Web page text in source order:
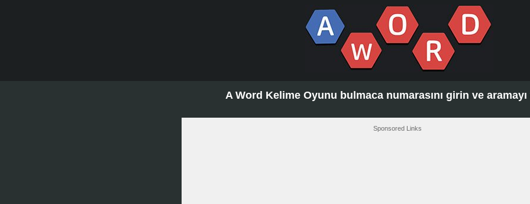
A Word Kelime Oyunu bulmaca numarasını girin ve aramayı
Sponsored Links